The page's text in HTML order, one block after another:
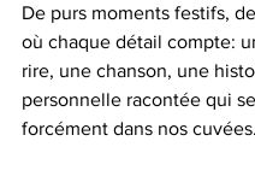
De purs moments festifs,
où chaque détail compte:
rire, une chanson, une
personnelle racontée qui
forcément dans nos cuvées.